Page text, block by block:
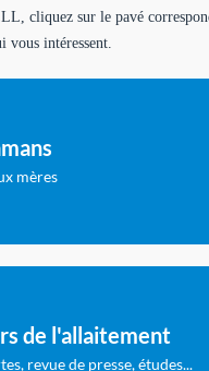
cliquez sur le pavé
vous intéressent.
mères
: toutes les rubriques qui
de l'allaitement
revue de presse, études...
l'allaitement publiées dans la